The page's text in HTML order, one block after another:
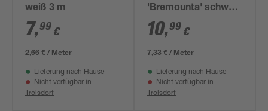
weiß 3 m
7,99 €
2,66 € / Meter
Lieferung nach Hause
Nicht verfügbar in
Troisdorf
'Bremounta' schwarz
4-fach 1,5 m
10,99 €
7,33 € / Meter
Lieferung nach Hause
Nicht verfügbar in
Troisdorf